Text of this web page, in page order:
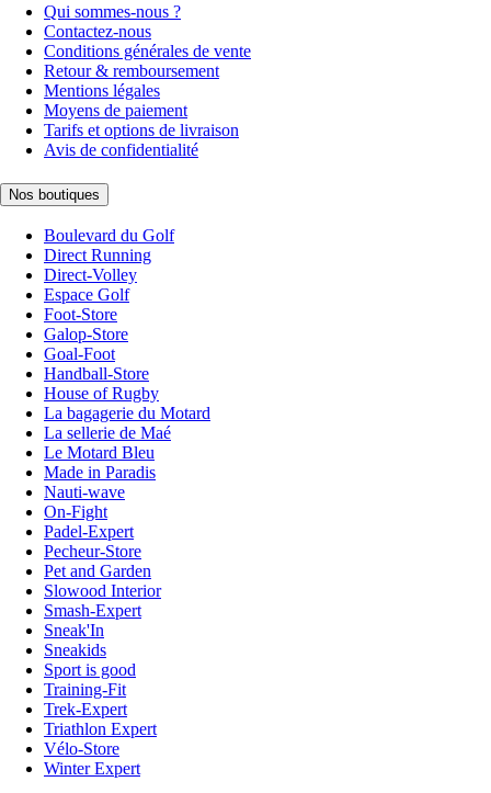
Qui sommes-nous ?
Contactez-nous
Conditions générales de vente
Retour & remboursement
Mentions légales
Moyens de paiement
Tarifs et options de livraison
Avis de confidentialité
Nos boutiques
Boulevard du Golf
Direct Running
Direct-Volley
Espace Golf
Foot-Store
Galop-Store
Goal-Foot
Handball-Store
House of Rugby
La bagagerie du Motard
La sellerie de Maé
Le Motard Bleu
Made in Paradis
Nauti-wave
On-Fight
Padel-Expert
Pecheur-Store
Pet and Garden
Slowood Interior
Smash-Expert
Sneak'In
Sneakids
Sport is good
Training-Fit
Trek-Expert
Triathlon Expert
Vélo-Store
Winter Expert